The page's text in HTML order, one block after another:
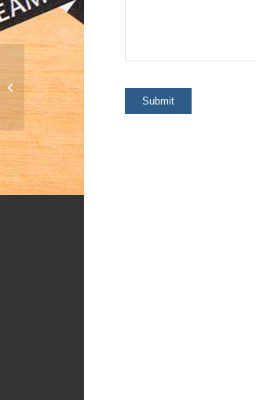
Schreibetui Fisch